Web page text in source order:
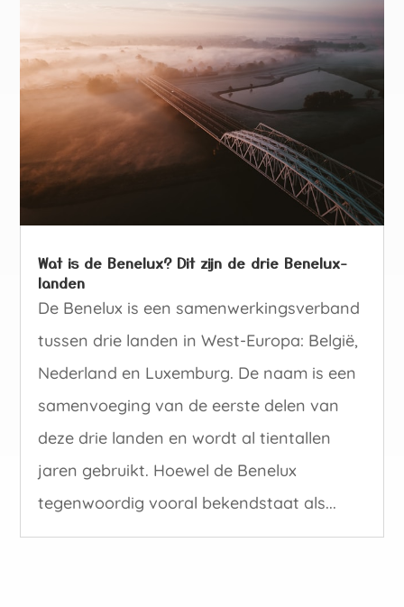
Wat is de Benelux? Dit zijn de drie Benelux-
landen
De Benelux is een samenwerkingsverband
tussen drie landen in West-Europa: België,
Nederland en Luxemburg. De naam is een
samenvoeging van de eerste delen van
deze drie landen en wordt al tientallen
jaren gebruikt. Hoewel de Benelux
tegenwoordig vooral bekendstaat als...